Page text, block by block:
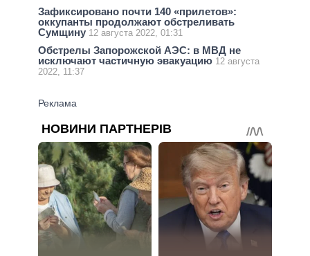
Зафиксировано почти 140 «прилетов»:
оккупанты продолжают обстреливать
Сумщину 12 августа 2022, 01:31
Обстрелы Запорожской АЭС: в МВД не
исключают частичную эвакуацию 12 августа
2022, 11:37